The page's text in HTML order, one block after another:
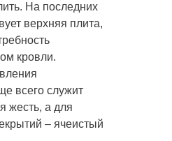
На последних
верхняя плита,
кровли.
всего служит
жесть, а для
– ячеистый